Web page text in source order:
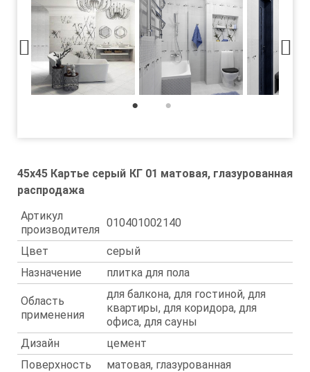
45x45 Картье серый КГ 01 матовая, глазурованная
распродажа
Артикул
производителя
010401002140
Цвет
серый
Назначение
плитка для пола
Область
применения
для балкона, для гостиной, для
квартиры, для коридора, для
офиса, для сауны
Дизайн
цемент
Поверхность
матовая, глазурованная